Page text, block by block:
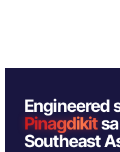
Engineered
Pinagdikit
Southeast